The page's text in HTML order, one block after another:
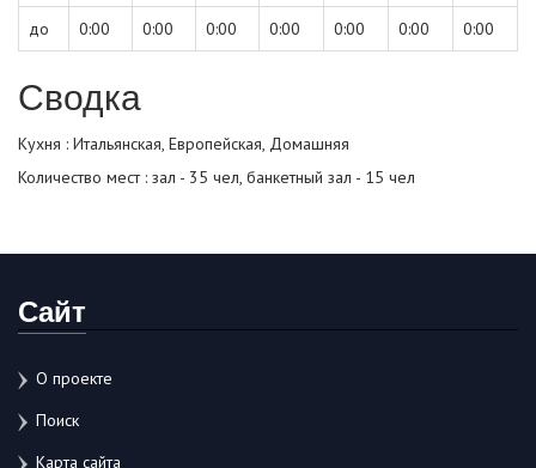
до 0:00 0:00 0:00 0:00 0:00 0:00 0:00
Сводка
Кухня : Итальянская, Европейская, Домашняя
Количество мест : зал - 35 чел, банкетный зал - 15 чел
Сайт
О проекте
Поиск
Карта сайта